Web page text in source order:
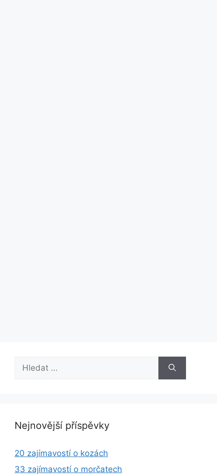
Nejnovější příspěvky
20 zajímavostí o kozách
33 zajímavostí o morčatech